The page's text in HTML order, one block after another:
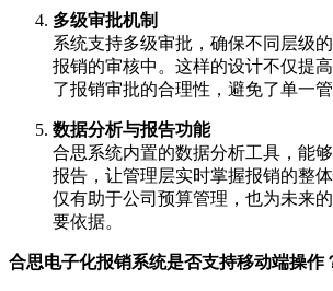
多级审批机制
系统支持多级审批，确保不同层级
报销的审核中。这样的设计不仅提
了报销审批的合理性，避免了单一
数据分析与报告功能
合思系统内置的数据分析工具，能
报告，让管理层实时掌握报销的整
仅有助于公司预算管理，也为未来
要依据。
合思电子化报销系统是否支持移动端操作